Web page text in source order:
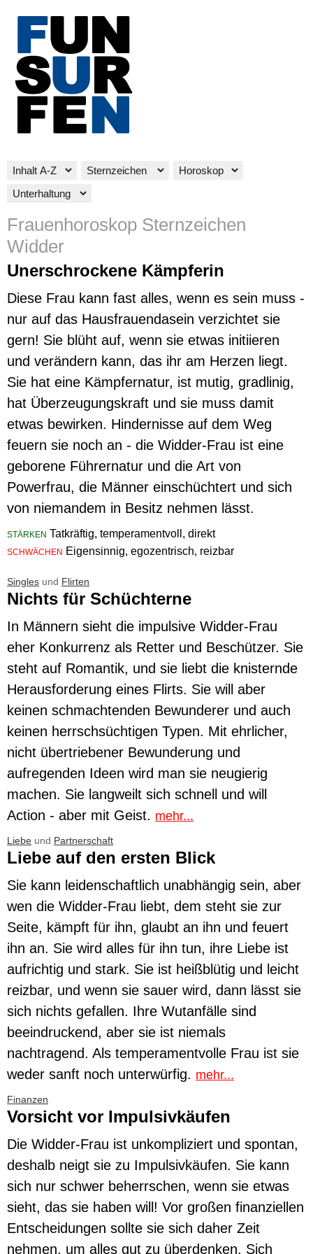
Frauenhoroskop Sternzeichen
Widder
Unerschrockene Kämpferin
Diese Frau kann fast alles, wenn es sein muss -
nur auf das Hausfrauendasein verzichtet sie
gern! Sie blüht auf, wenn sie etwas initiieren
und verändern kann, das ihr am Herzen liegt.
Sie hat eine Kämpfernatur, ist mutig, gradlinig,
hat Überzeugungskraft und sie muss damit
etwas bewirken. Hindernisse auf dem Weg
feuern sie noch an - die Widder-Frau ist eine
geborene Führernatur und die Art von
Powerfrau, die Männer einschüchtert und sich
von niemandem in Besitz nehmen lässt.
STÄRKEN Tatkräftig, temperamentvoll, direkt
SCHWÄCHEN Eigensinnig, egozentrisch, reizbar
Singles und Flirten
Nichts für Schüchterne
In Männern sieht die impulsive Widder-Frau
eher Konkurrenz als Retter und Beschützer. Sie
steht auf Romantik, und sie liebt die knisternde
Herausforderung eines Flirts. Sie will aber
keinen schmachtenden Bewunderer und auch
keinen herrschsüchtigen Typen. Mit ehrlicher,
nicht übertriebener Bewunderung und
aufregenden Ideen wird man sie neugierig
machen. Sie langweilt sich schnell und will
Action - aber mit Geist. mehr...
Liebe und Partnerschaft
Liebe auf den ersten Blick
Sie kann leidenschaftlich unabhängig sein, aber
wen die Widder-Frau liebt, dem steht sie zur
Seite, kämpft für ihn, glaubt an ihn und feuert
ihn an. Sie wird alles für ihn tun, ihre Liebe ist
aufrichtig und stark. Sie ist heißblütig und leicht
reizbar, und wenn sie sauer wird, dann lässt sie
sich nichts gefallen. Ihre Wutanfälle sind
beeindruckend, aber sie ist niemals
nachtragend. Als temperamentvolle Frau ist sie
weder sanft noch unterwürfig. mehr...
Finanzen
Vorsicht vor Impulsivkäufen
Die Widder-Frau ist unkompliziert und spontan,
deshalb neigt sie zu Impulsivkäufen. Sie kann
sich nur schwer beherrschen, wenn sie etwas
sieht, das sie haben will! Vor großen finanziellen
Entscheidungen sollte sie sich daher Zeit
nehmen, um alles gut zu überdenken. Sich